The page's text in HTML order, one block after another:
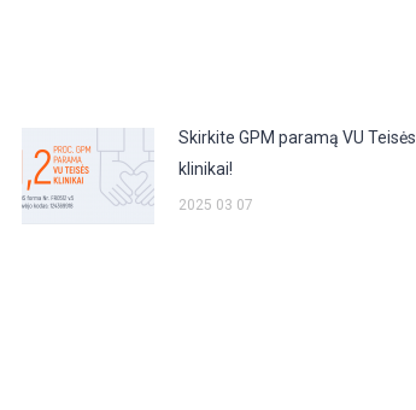
Skirkite GPM paramą VU Teisės
klinikai!
2025 03 07